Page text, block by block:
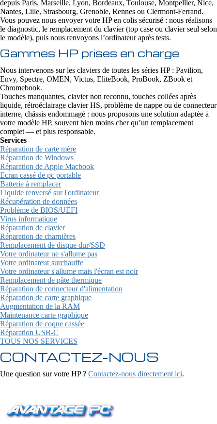
depuis Paris, Marseille, Lyon, Bordeaux, Toulouse, Montpellier, Nice,
Nantes, Lille, Strasbourg, Grenoble, Rennes ou Clermont-Ferrand.
Vous pouvez nous envoyer votre HP en colis sécurisé : nous réalisons
le diagnostic, le remplacement du clavier (top case ou clavier seul selon
le modèle), puis nous renvoyons l’ordinateur après tests.
Gammes HP prises en charge
Nous intervenons sur les claviers de toutes les séries HP : Pavilion,
Envy, Spectre, OMEN, Victus, EliteBook, ProBook, ZBook et
Chromebook.
Touches manquantes, clavier non reconnu, touches collées après
liquide, rétroéclairage clavier HS, problème de nappe ou de connecteur
interne, châssis endommagé : nous proposons une solution adaptée à
votre modèle HP, souvent bien moins cher qu’un remplacement
complet — et plus responsable.
Services
Réparation de carte mère
Réparation de Windows
Réparation de Apple Macbook
Ecran cassé de pc portable
Batterie à remplacer
Liquide renversé sur l'ordinateur
Récupération de données
Problème de BIOS/UEFI
Virus informatique
Réparation de clavier
Réparation de charnières
Remplacement de disque dur/SSD
Votre ordinateur ne s'allume pas
Votre ordinateur surchauffe
Votre ordinateur s'allume mais l'écran est noir
Remplacement de pâte thermique
Réparation de connecteur d'alimentation
Réparation de carte graphique
Augmentation de la RAM
Maintenance carte graphique
Réparation de coque cassée
Réparation USB-C
TOUS NOS SERVICES
CONTACTEZ-NOUS
Une question sur votre HP ? Contactez-nous directement ici.